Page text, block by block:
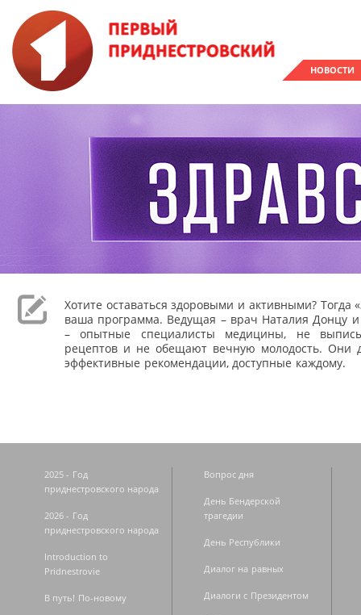
НОВОСТИ
Хотите оставаться здоровыми и активными? Тогда
ваша программа. Ведущая – врач Наталия Донцу и
– опытные специалисты медицины, не
рецептов и не обещают вечную молодость. Они
эффективные рекомендации, доступные каждому.
2025 - Год
приднестровского народа
2026 - Год
приднестровского народа
Introduction to
Pridnestrovie
В путь! По-новому
Вопрос дня
День Бендерской
трагедии
День Республики
Диалог на равных
Диалоги с Президентом